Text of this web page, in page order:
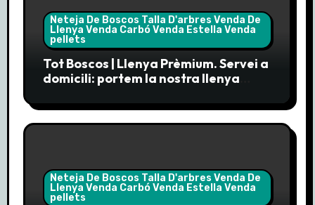
Neteja De Boscos Talla D'arbres Venda De
Llenya Venda Carbó Venda Estella Venda
pellets
Tot Boscos | Llenya Prèmium. Servei a
domicili: portem la nostra llenya
porta.
Neteja De Boscos Talla D'arbres Venda De
Llenya Venda Carbó Venda Estella Venda
pellets